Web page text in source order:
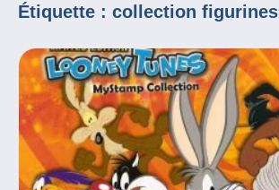
Étiquette : collection figurines